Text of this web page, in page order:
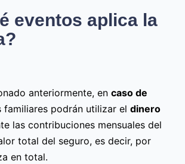
eventos aplica la
anteriormente, en caso de
familiares podrán utilizar el dinero
las contribuciones mensuales del
total del seguro, es decir, por
en total.